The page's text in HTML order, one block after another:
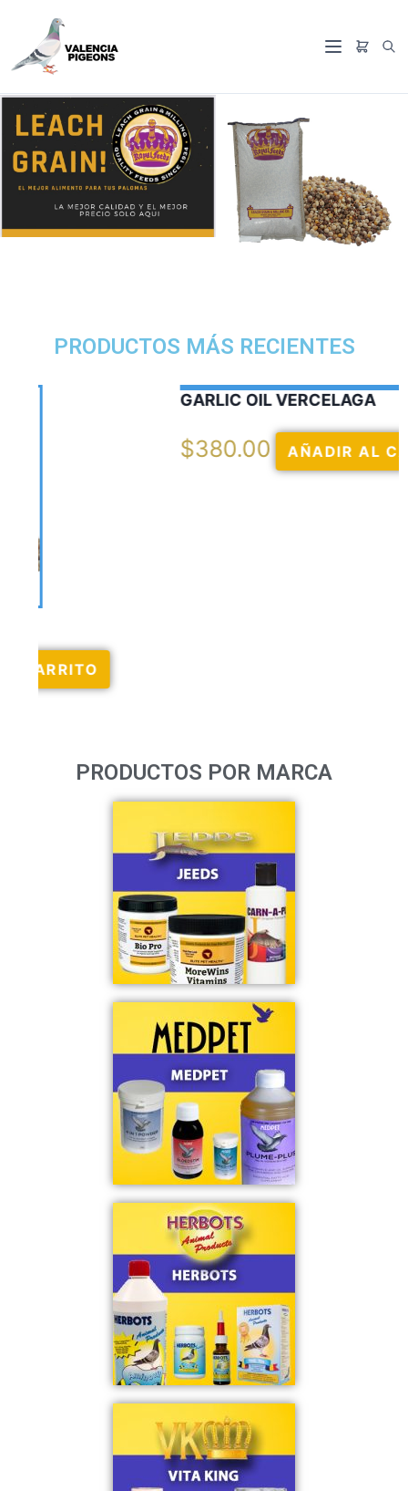
PRODUCTOS MÁS RECIENTES
GARLIC OIL VERCELAGA
AÑADIR AL CARRITO
PRODUCTOS POR MARCA